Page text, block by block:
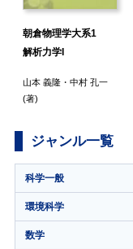
朝倉物理学大系1
解析力学I
山本 義隆・ 中村 孔一
(著)
ジャンル一覧
科学一般
環境科学
数学